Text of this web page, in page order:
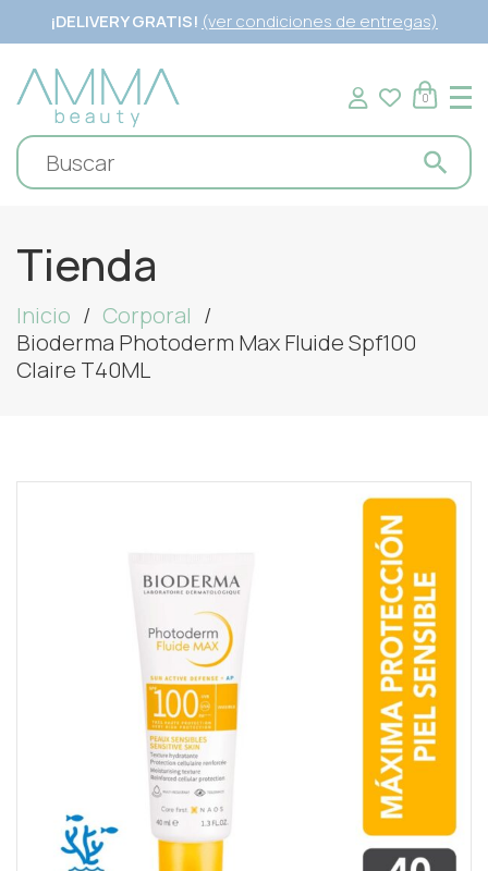
¡DELIVERY GRATIS! (ver condiciones de entregas)
0
Tienda
Inicio
Corporal
Bioderma Photoderm Max Fluide Spf100
Claire T40ML